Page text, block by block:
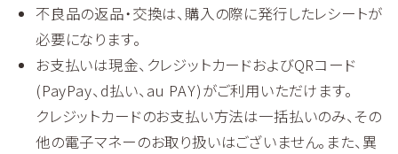
不良品の返品・交換は、購入の際に発行したレシートが
必要になります。
お支払いは現金、クレジットカードおよびQRコード
(PayPay、d払い、au PAY)がご利用いただけます。
クレジットカードのお支払い方法は一括払いのみ、その
他の電子マネーのお取り扱いはございません。また、異